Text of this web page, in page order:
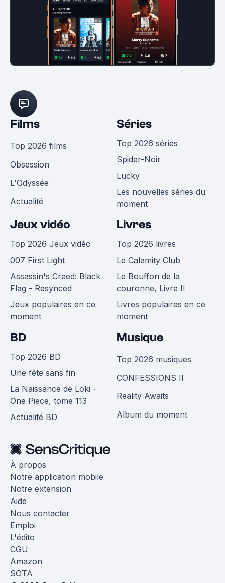
Films
Top 2026 films
Obsession
L'Odyssée
Actualité
Séries
Top 2026 séries
Spider-Noir
Lucky
Les nouvelles séries du
moment
Jeux vidéo
Top 2026 Jeux vidéo
007 First Light
Assassin's Creed: Black
Flag - Resynced
Jeux populaires en ce
moment
Livres
Top 2026 livres
Le Calamity Club
Le Bouffon de la
couronne, Livre II
Livres populaires en ce
moment
BD
Top 2026 BD
Une fête sans fin
La Naissance de Loki -
One Piece, tome 113
Actualité BD
Musique
Top 2026 musiques
CONFESSIONS II
Reality Awaits
Album du moment
À propos
Notre application mobile
Notre extension
Aide
Nous contacter
Emploi
L'édito
CGU
Amazon
SOTA